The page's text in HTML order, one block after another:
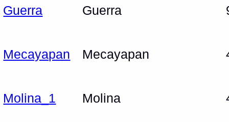
Guerra Guerra
Mecayapan Mecayapan
Molina_1 Molina